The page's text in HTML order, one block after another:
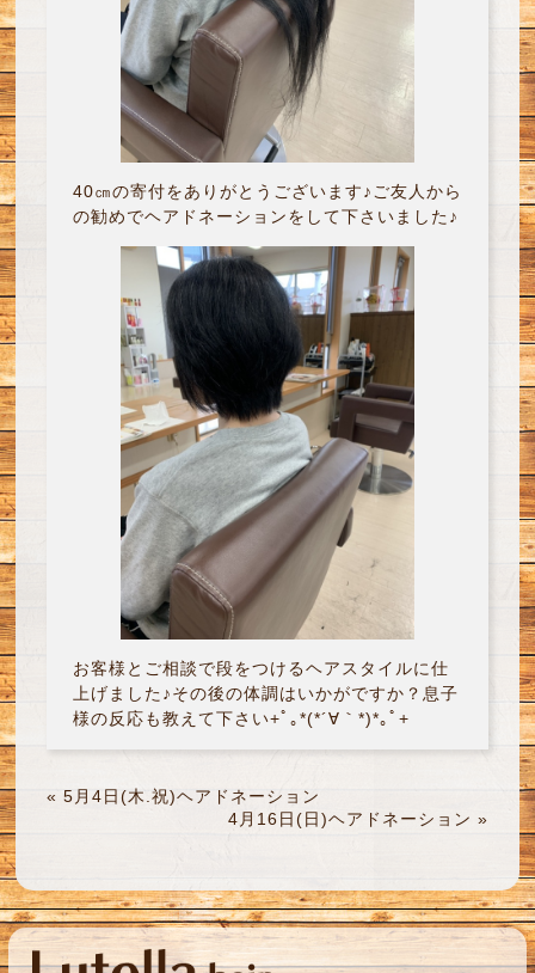
40㎝の寄付をありがとうございます♪ご友人から
の勧めでヘアドネーションをして下さいました♪
お客様とご相談で段をつけるヘアスタイルに仕
上げました♪その後の体調はいかがですか？息子
様の反応も教えて下さい+ﾟ｡*(*´∀｀*)*｡ﾟ+
« 5月4日(木.祝)ヘアドネーション
4月16日(日)ヘアドネーション »